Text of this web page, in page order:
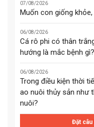
07/08/2026
Muốn con giống
06/08/2026
Cá rô phi có thân
hướng là mắc bệnh gì?
06/08/2026
Trong điều kiện thời
ao nuôi thủy sản như
nuôi?
Đặt